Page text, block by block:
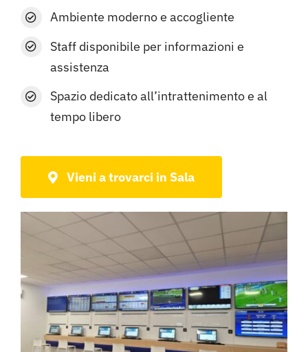
Ambiente moderno e accogliente
Staff disponibile per informazioni e
assistenza
Spazio dedicato all’intrattenimento e al
tempo libero
Vieni a trovarci in Sala